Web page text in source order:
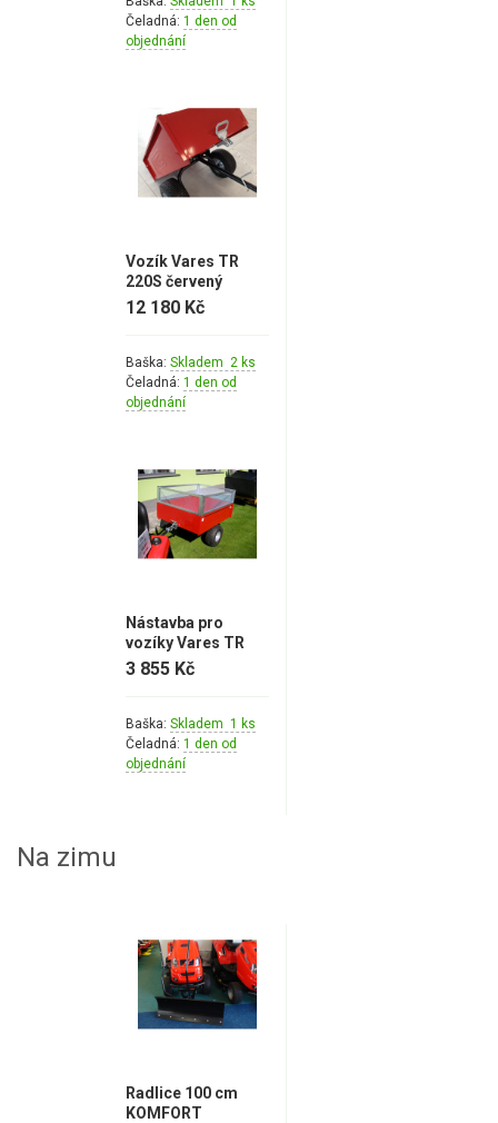
Čeladná: 1 den od
objednání
Vozík Vares TR
220S červený
12 180 Kč
Baška: Skladem 2 ks
Čeladná: 1 den od
objednání
Nástavba pro
vozíky Vares TR
220S
3 855 Kč
Baška: Skladem 1 ks
Čeladná: 1 den od
objednání
Na zimu
Radlice 100 cm
KOMFORT